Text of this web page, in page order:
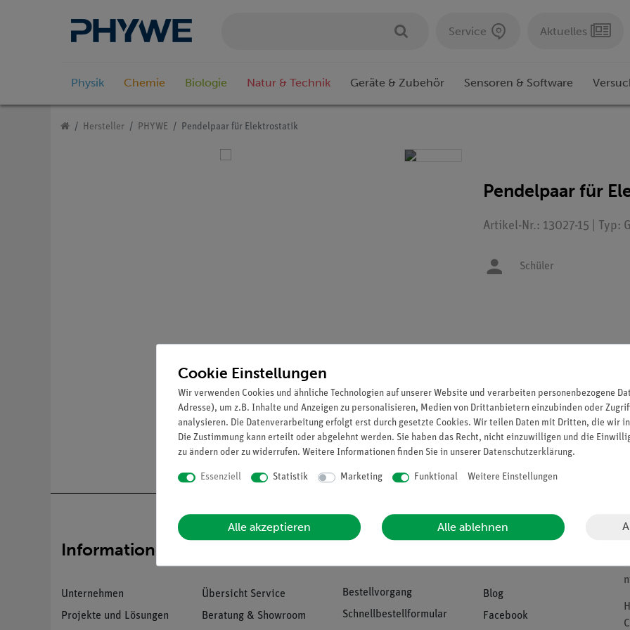
Service Aktuelles
Physik Chemie Biologie Natur & Technik Geräte & Zubehör Sensoren & Software
Hersteller PHYWE Pendelpaar für Elektrostatik
Pendelpaar für
Artikel-Nr.: 13027-15 | Typ:
Schüler
Informationen
Unternehmen
Projekte und Lösungen
Übersicht Service
Beratung & Showroom
Download &
Bestellvorgang
Schnellbestellformular
Blog
Facebook
Cookie Einstellungen
Wir verwenden Cookies und ähnliche Technologien auf unserer Website und verarbeiten personenbezogene
Adresse), um z.B. Inhalte und Anzeigen zu personalisieren, Medien von Drittanbietern einzubinden oder
analysieren. Die Datenverarbeitung erfolgt erst durch gesetzte Cookies. Wir teilen Daten mit Dritten, die wir
Die Zustimmung kann erteilt oder abgelehnt werden. Sie haben das Recht, nicht einzuwilligen und die
zu ändern oder zu widerrufen. Weitere Informationen finden Sie in unserer Daten­schutz­erklärung.
Essenziell Statistik Marketing Funktional Weitere Einstellungen
Alle akzeptieren Alle ablehnen